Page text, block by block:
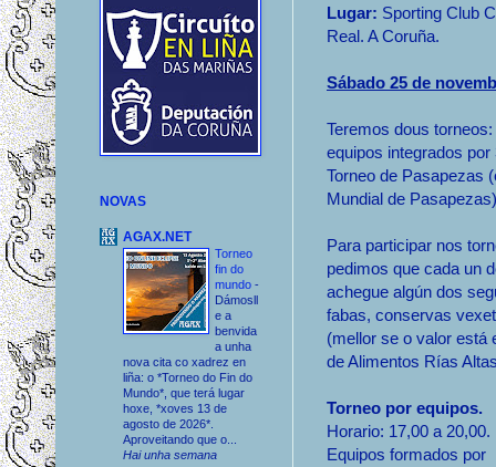
Lugar: Sporting Club
Real. A Coruña.
Sábado 25 de
Teremos dous torneos:
equipos integrados
Torneo de Pasapezas
Mundial de
Para participar nos
pedimos que cada un
achegue algún dos
fabas, conservas
(mellor se o valor está
de Alimentos Rías
Torneo por equipos.
Horario: 17,00 a 20,00.
Equipos formados por
NOVAS
AGAX.NET
Torneo
fin do
mundo -
Dámosll
e a
benvida
a unha
nova cita co xadrez en
liña: o *Torneo do Fin do
Mundo*, que terá lugar
hoxe, *xoves 13 de
agosto de 2026*.
Aproveitando que o...
Hai unha semana